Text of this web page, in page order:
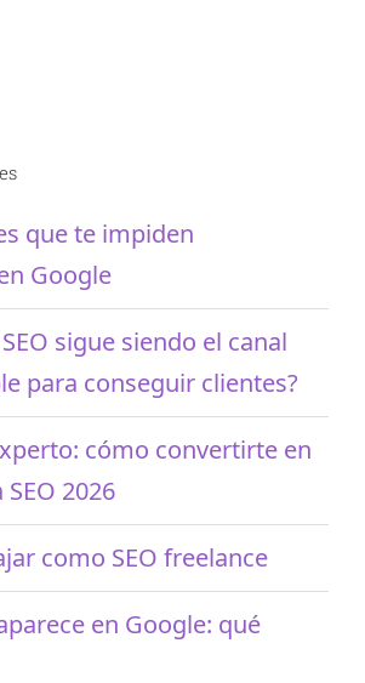
que te impiden
Google
sigue siendo el canal
para conseguir clientes?
cómo convertirte en
2026
como SEO freelance
en Google: qué